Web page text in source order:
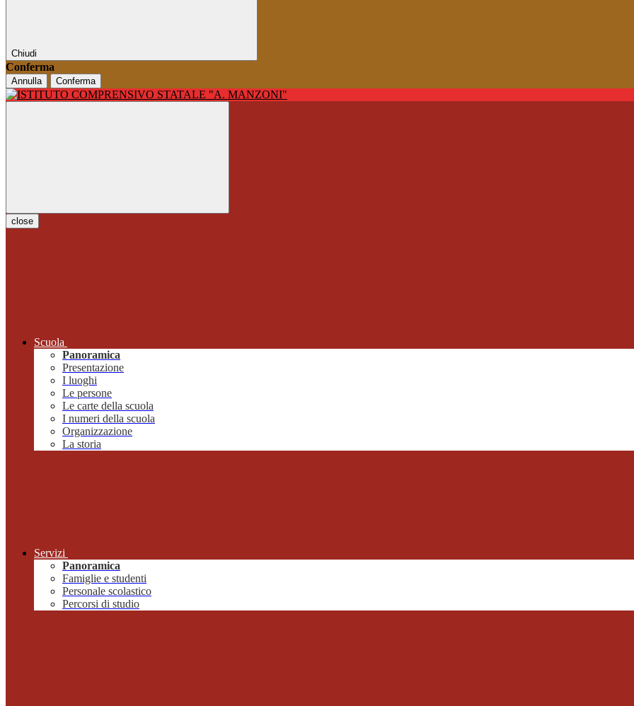
Chiudi
Conferma
Annulla Conferma
close
Scuola
Panoramica
Presentazione
I luoghi
Le persone
Le carte della scuola
I numeri della scuola
Organizzazione
La storia
Servizi
Panoramica
Famiglie e studenti
Personale scolastico
Percorsi di studio